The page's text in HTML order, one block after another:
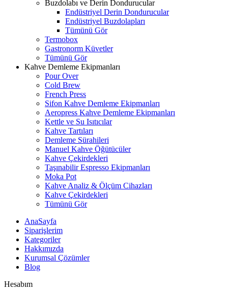
Buzdolabı ve Derin Dondurucular
Endüstriyel Derin Dondurucular
Endüstriyel Buzdolapları
Tümünü Gör
Termobox
Gastronorm Küvetler
Tümünü Gör
Kahve Demleme Ekipmanları
Pour Over
Cold Brew
French Press
Sifon Kahve Demleme Ekipmanları
Aeropress Kahve Demleme Ekipmanları
Kettle ve Su Isıtıcılar
Kahve Tartıları
Demleme Sürahileri
Manuel Kahve Öğütücüler
Kahve Çekirdekleri
Taşınabilir Espresso Ekipmanları
Moka Pot
Kahve Analiz & Ölçüm Cihazları
Kahve Çekirdekleri
Tümünü Gör
AnaSayfa
Siparişlerim
Kategoriler
Hakkımızda
Kurumsal Çözümler
Blog
Hesabım